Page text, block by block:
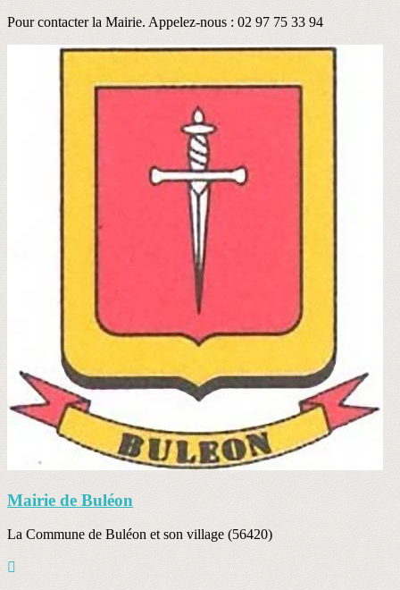
Pour contacter la Mairie. Appelez-nous : 02 97 75 33 94
Mairie de Buléon
La Commune de Buléon et son village (56420)